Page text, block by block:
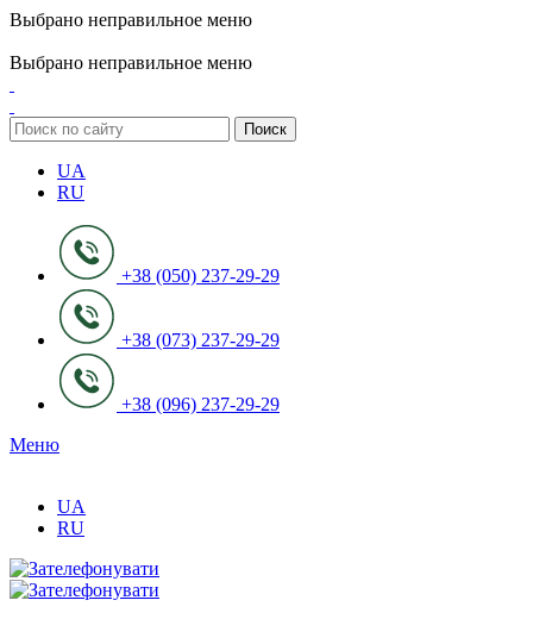
Выбрано неправильное меню
Выбрано неправильное меню
Поиск
UA
RU
+38 (050) 237-29-29
+38 (073) 237-29-29
+38 (096) 237-29-29
Меню
UA
RU